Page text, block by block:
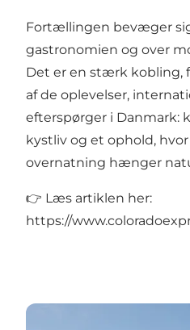
Fortællingen bevæger
gastronomien og over
Det er en stærk kobling,
af de oplevelser,
efterspørger i Danmark:
kystliv og et ophold,
overnatning hænger
👉 Læs artiklen her:
https://